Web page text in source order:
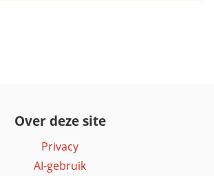
Over deze site
Privacy
AI-gebruik